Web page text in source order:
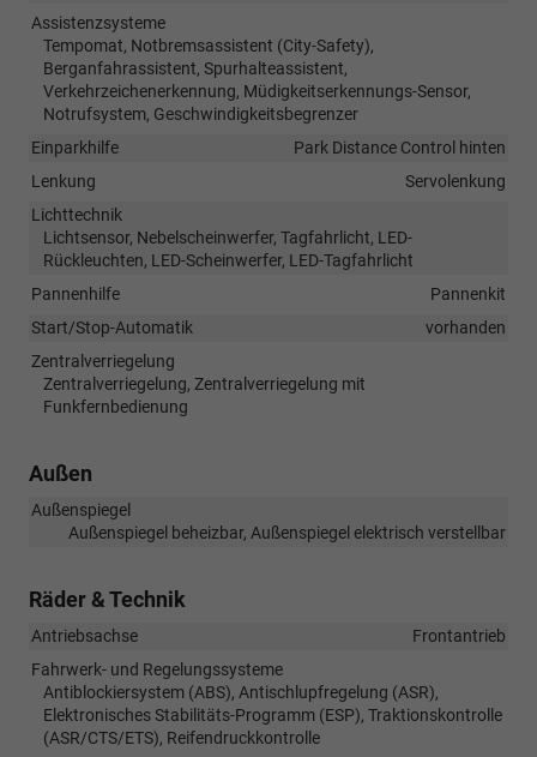
Assistenzsysteme
Tempomat, Notbremsassistent (City-Safety),
Berganfahrassistent, Spurhalteassistent,
Verkehrzeichenerkennung, Müdigkeitserkennungs-Sensor,
Notrufsystem, Geschwindigkeitsbegrenzer
Einparkhilfe
Park Distance Control hinten
Lenkung
Servolenkung
Lichttechnik
Lichtsensor, Nebelscheinwerfer, Tagfahrlicht, LED-
Rückleuchten, LED-Scheinwerfer, LED-Tagfahrlicht
Pannenhilfe
Pannenkit
Start/Stop-Automatik
vorhanden
Zentralverriegelung
Zentralverriegelung, Zentralverriegelung mit
Funkfernbedienung
Außen
Außenspiegel
Außenspiegel beheizbar, Außenspiegel elektrisch verstellbar
Räder & Technik
Antriebsachse
Frontantrieb
Fahrwerk- und Regelungssysteme
Antiblockiersystem (ABS), Antischlupfregelung (ASR),
Elektronisches Stabilitäts-Programm (ESP), Traktionskontrolle
(ASR/CTS/ETS), Reifendruckkontrolle